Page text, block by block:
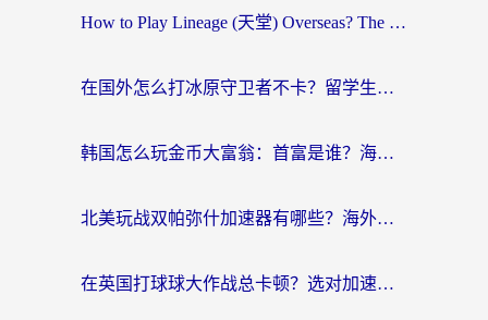
How to Play Lineage (天堂) Overseas? The Ultimate Guide to Choosing the Best Chinese Server Game Accelerator (在国外打天堂加速器)
在国外怎么打冰原守卫者不卡？留学生亲测的国服游戏加速指南
韩国怎么玩金币大富翁：首富是谁？海外党国服游戏加速全攻略
北美玩战双帕弥什加速器有哪些？海外党亲测好用的国服加速指南
在英国打球球大作战总卡顿？选对加速器让你告别延迟（附实测攻略）